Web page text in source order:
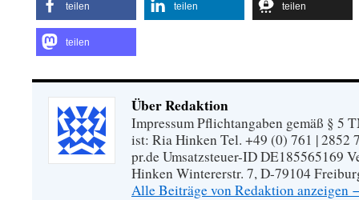
teilen teilen teilen
teilen
Über Redaktion
Impressum Pflichtangaben gemäß § 5
ist: Ria Hinken Tel. +49 (0) 761 | 2852
pr.de Umsatzsteuer-ID DE185565169
Hinken Wintererstr. 7, D-79104
Alle Beiträge von Redaktion anzeigen